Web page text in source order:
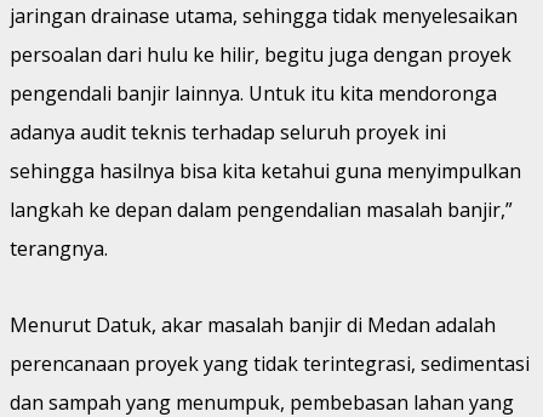
jaringan drainase utama, sehingga tidak menyelesaikan
persoalan dari hulu ke hilir, begitu juga dengan proyek
pengendali banjir lainnya. Untuk itu kita mendoronga
adanya audit teknis terhadap seluruh proyek ini
sehingga hasilnya bisa kita ketahui guna menyimpulkan
langkah ke depan dalam pengendalian masalah banjir,”
terangnya.
Menurut Datuk, akar masalah banjir di Medan adalah
perencanaan proyek yang tidak terintegrasi, sedimentasi
dan sampah yang menumpuk, pembebasan lahan yang